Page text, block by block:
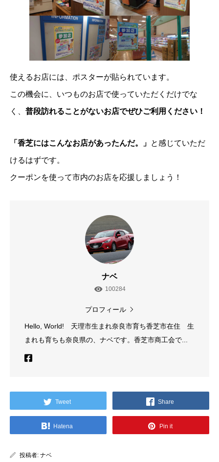
使えるお店には、ポスターが貼られています。
この機会に、いつものお店で使っていただくだけでな
く、 普段訪れることがないお店でぜひご利用ください！
「香芝にはこんなお店があったんだ。」 と感じていただ
けるはずです。
クーポンを使って市内のお店を応援しましょう！
ナベ
100284
プロフィール
Hello, World! 天理市生まれ奈良市育ち香芝市在住 生
まれも育ちも奈良県の、ナベです。香芝市商工会で...
Tweet Share
Hatena Pin it
投稿者: ナベ